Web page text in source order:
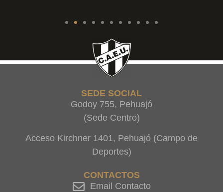
SEDE SOCIAL
Godoy 755, Pehuajó
(Sede Centro)
Acceso Kirchner 1401, Pehuajó (Campo de
Deportes)
CONTACTOS
Email Contacto